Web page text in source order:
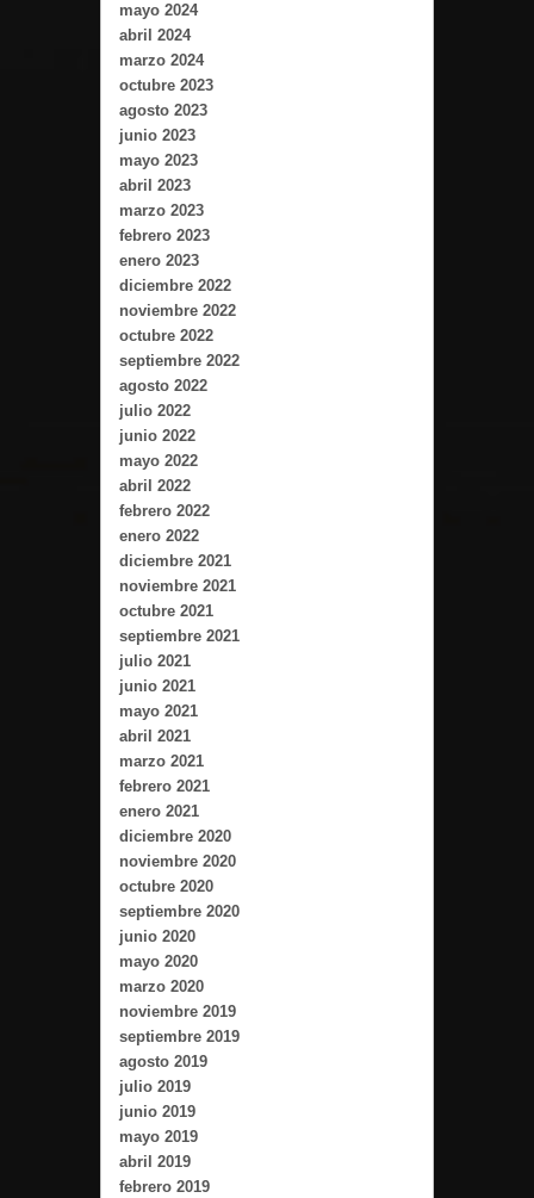
mayo 2024
abril 2024
marzo 2024
octubre 2023
agosto 2023
junio 2023
mayo 2023
abril 2023
marzo 2023
febrero 2023
enero 2023
diciembre 2022
noviembre 2022
octubre 2022
septiembre 2022
agosto 2022
julio 2022
junio 2022
mayo 2022
abril 2022
febrero 2022
enero 2022
diciembre 2021
noviembre 2021
octubre 2021
septiembre 2021
julio 2021
junio 2021
mayo 2021
abril 2021
marzo 2021
febrero 2021
enero 2021
diciembre 2020
noviembre 2020
octubre 2020
septiembre 2020
junio 2020
mayo 2020
marzo 2020
noviembre 2019
septiembre 2019
agosto 2019
julio 2019
junio 2019
mayo 2019
abril 2019
febrero 2019